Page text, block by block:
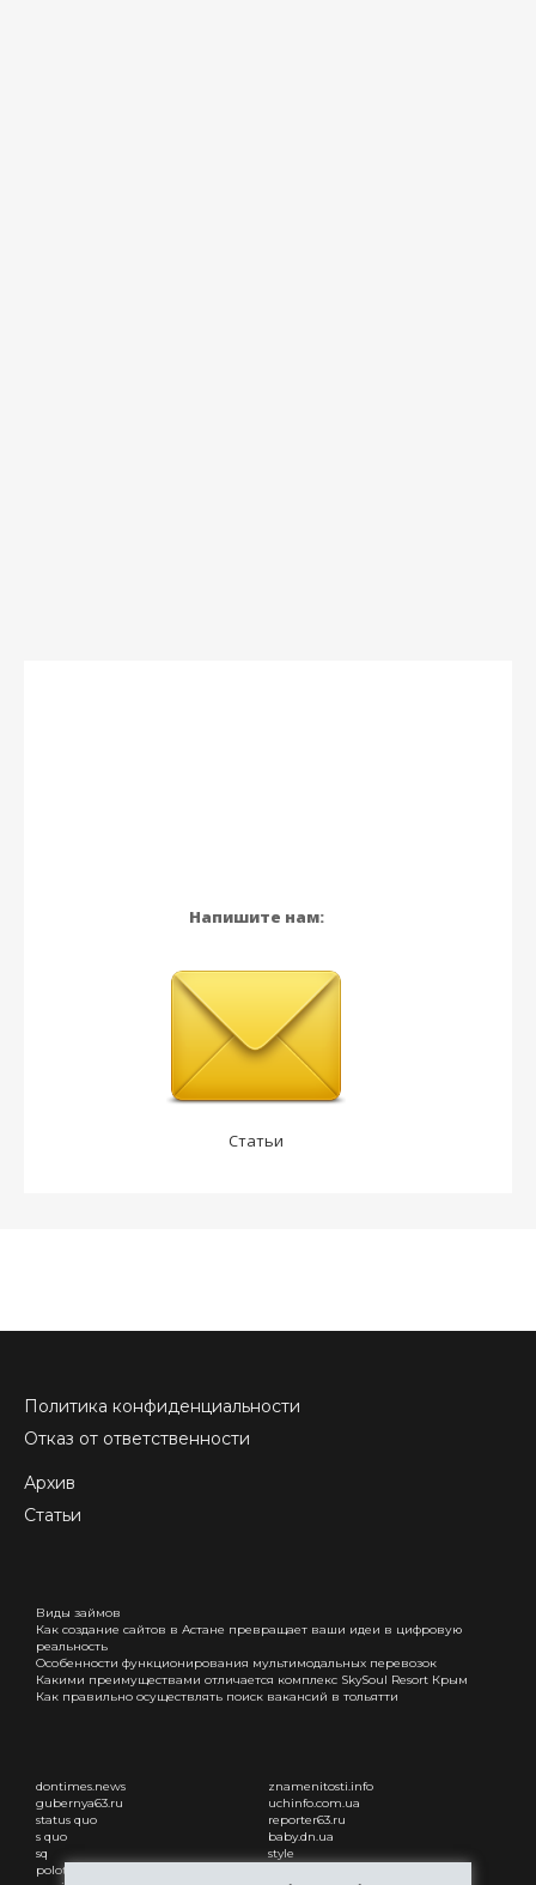
Напишите нам:
Статьи
Политика конфиденциальности
Отказ от ответственности
Архив
Статьи
Виды займов
Как создание сайтов в Астане превращает ваши идеи в цифровую
реальность
Особенности функционирования мультимодальных перевозок
Какими преимуществами отличается комплекс SkySoul Resort Крым
Как правильно осуществлять поиск вакансий в тольятти
dontimes.news
gubernya63.ru
status quo
s quo
sq
polotsk-portal.ru
znamenitosti.info
uchinfo.com.ua
reporter63.ru
baby.dn.ua
style